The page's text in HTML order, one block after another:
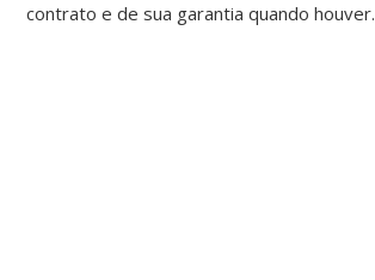
contrato e de sua garantia quando houver.